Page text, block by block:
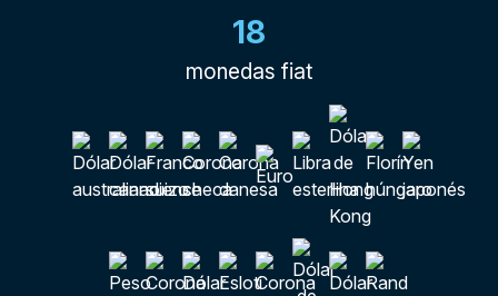
18
monedas fiat